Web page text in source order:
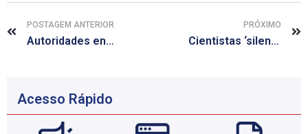
POSTAGEM ANTERIOR
Autoridades encontram arsênico em erva medicinal vendida na Suécia
PRÓXIMO
Cientistas ‘silenciam’ cromossomo que causa síndrome de Down
Acesso Rápido